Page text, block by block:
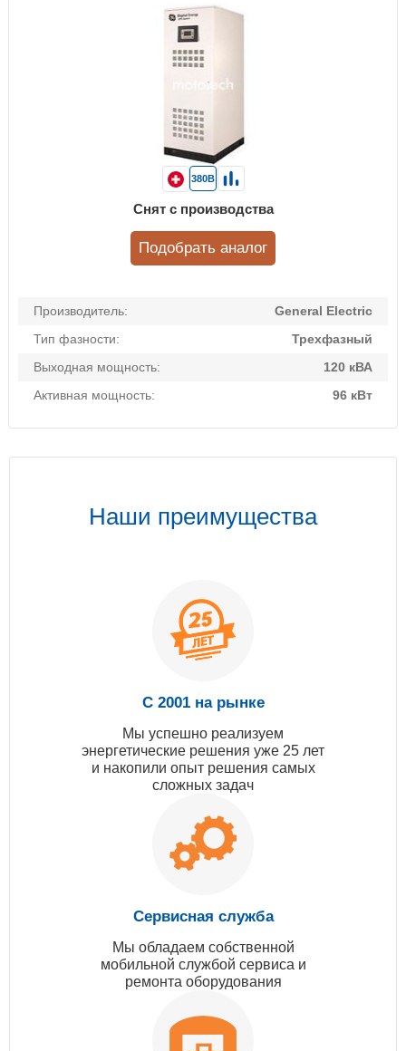
Производитель:
General Electric
Тип фазности:
Трехфазный
Выходная мощность:
120 кВА
Активная мощность:
96 кВт
380В
Снят с производства
Подобрать аналог
Наши преимущества
С 2001 на рынке
Мы успешно реализуем
энергетические решения уже 25 лет
и накопили опыт решения самых
сложных задач
Сервисная служба
Мы обладаем собственной
мобильной службой сервиса и
ремонта оборудования